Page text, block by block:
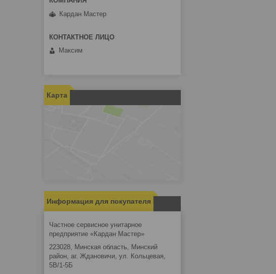
Кардан Мастер
Максим
Карта
Информация для покупателя
Частное сервисное унитарное
предприятие «Кардан Мастер»
223028, Минская область, Минский
район, аг. Ждановичи, ул. Кольцевая,
5В/1-5Б